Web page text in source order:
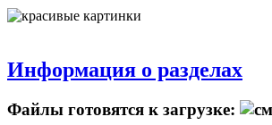
Информация о разделах
Файлы готовятся к загрузке: